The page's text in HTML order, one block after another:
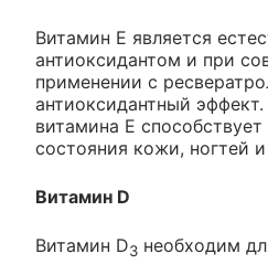
Витамин Е является
антиоксидантом и при
применении с
антиоксидантный
витамина Е
состояния кожи, ногтей
Витамин D
Витамин D3 необходим